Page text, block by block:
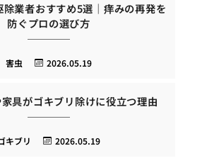
業者おすすめ5選｜痒みの再発を
防ぐプロの選び方
2026.05.19
害虫
具がゴキブリ除けに役立つ理由
2026.05.19
キブリ